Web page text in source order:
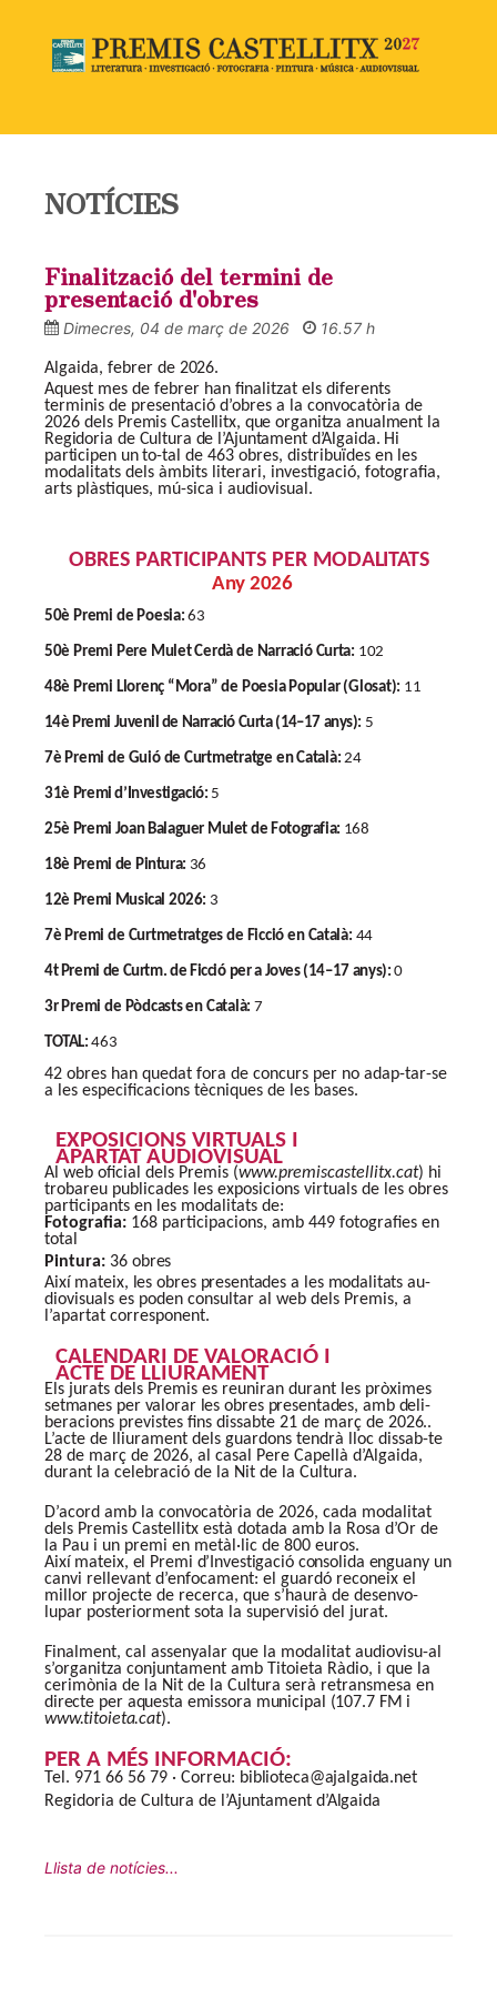
NOTÍCIES
Finalització del termini de
presentació d'obres
Dimecres, 04 de març de 2026 16.57 h
Algaida, febrer de 2026.
Aquest mes de febrer han finalitzat els diferents
terminis de presentació d’obres a la convocatòria de
2026 dels Premis Castellitx, que organitza anualment la
Regidoria de Cultura de l’Ajuntament d’Algaida. Hi
participen un to-tal de 463 obres, distribuïdes en les
modalitats dels àmbits literari, investigació, fotografia,
arts plàstiques, mú-sica i audiovisual.
OBRES PARTICIPANTS PER MODALITATS
Any 2026
50è Premi de Poesia: 63
50è Premi Pere Mulet Cerdà de Narració Curta: 102
48è Premi Llorenç “Mora” de Poesia Popular (Glosat): 11
14è Premi Juvenil de Narració Curta (14–17 anys): 5
7è Premi de Guió de Curtmetratge en Català: 24
31è Premi d’Investigació: 5
25è Premi Joan Balaguer Mulet de Fotografia: 168
18è Premi de Pintura: 36
12è Premi Musical 2026: 3
7è Premi de Curtmetratges de Ficció en Català: 44
4t Premi de Curtm. de Ficció per a Joves (14–17 anys):0
3r Premi de Pòdcasts en Català: 7
TOTAL: 463
42 obres han quedat fora de concurs per no adap-tar-se
a les especificacions tècniques de les bases.
EXPOSICIONS VIRTUALS I
APARTAT AUDIOVISUAL
Al web oficial dels Premis (www.premiscastellitx.cat) hi
trobareu publicades les exposicions virtuals de les obres
participants en les modalitats de:
Fotografia: 168 participacions, amb 449 fotografies en
total
Pintura: 36 obres
Així mateix, les obres presentades a les modalitats au-
diovisuals es poden consultar al web dels Premis, a
l’apartat corresponent.
CALENDARI DE VALORACIÓ I
ACTE DE LLIURAMENT
Els jurats dels Premis es reuniran durant les pròximes
setmanes per valorar les obres presentades, amb deli-
beracions previstes fins dissabte 21 de març de 2026..
L’acte de lliurament dels guardons tendrà lloc dissab-te
28 de març de 2026, al casal Pere Capellà d’Algaida,
durant la celebració de la Nit de la Cultura.
D’acord amb la convocatòria de 2026, cada modalitat
dels Premis Castellitx està dotada amb la Rosa d’Or de
la Pau i un premi en metàl·lic de 800 euros.
Així mateix, el Premi d’Investigació consolida enguany un
canvi rellevant d’enfocament: el guardó reconeix el
millor projecte de recerca, que s’haurà de desenvo-
lupar posteriorment sota la supervisió del jurat.
Finalment, cal assenyalar que la modalitat audiovisu-al
s’organitza conjuntament amb Titoieta Ràdio, i que la
cerimònia de la Nit de la Cultura serà retransmesa en
directe per aquesta emissora municipal (107.7 FM i
www.titoieta.cat).
PER A MÉS INFORMACIÓ:
Tel. 971 66 56 79 · Correu: biblioteca@ajalgaida.net
Regidoria de Cultura de l’Ajuntament d’Algaida
Llista de notícies...